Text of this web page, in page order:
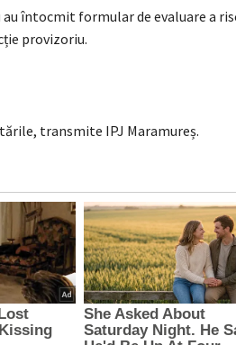
întocmit formular de evaluare a
provizoriu.
transmite IPJ Maramureș.